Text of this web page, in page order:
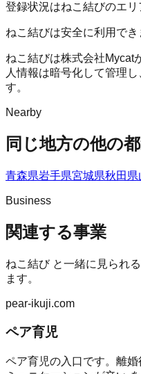
登録状況はねこ結びのエリ
ねこ結びは安全に利用でき
ねこ結びは株式会社Mycat
人情報は暗号化して管理
す。
Nearby
同じ地方の他の
青森県岩手県宮城県秋田県
Business
関連する事業
ねこ結びと一緒に見られ
ます。
pear-ikuji.com
ペア育児
ペア育児の入口です。離